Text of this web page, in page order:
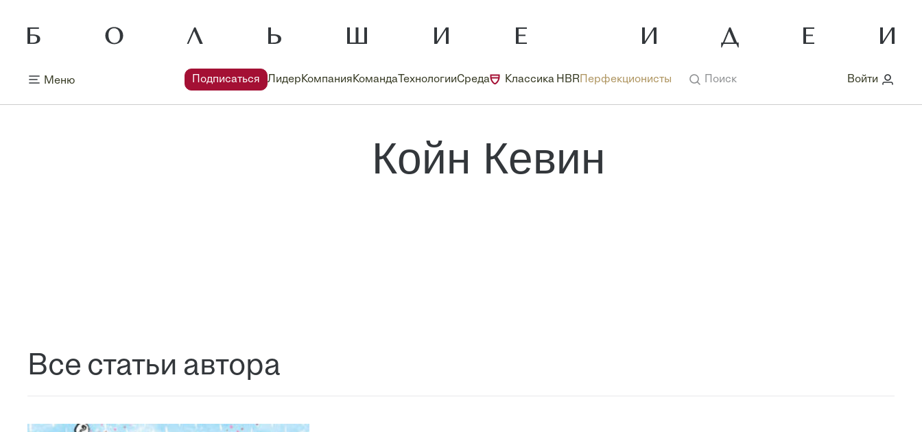
Меню Подписаться ЛидерКомпанияКоманда ТехнологииСреда Классика HBR Перфекционисты Поиск Войти
Койн Кевин
Все статьи автора